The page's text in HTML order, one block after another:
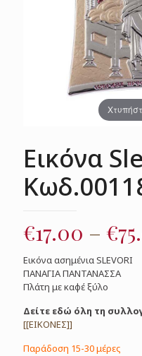
Εικόνα
€17.00 – €
Εικόνα ασημένια SLEVORI
ΠΑΝΑΓΙΑ ΠΑΝΤΑΝΑΣΣΑ
Πλάτη με καφέ ξύλο
Δείτε εδώ όλη τη
[[ΕΙΚΟΝΕΣ]]
Παράδοση 15-30 μέρες